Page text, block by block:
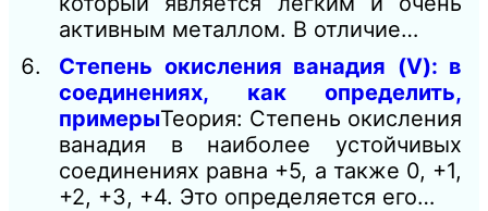
активным металлом. В отличие…
Степень окисления ванадия (V): в
соединениях, как определить,
примерыТеория: Степень окисления
ванадия в наиболее устойчивых
соединениях равна +5, а также 0, +1,
+2, +3, +4. Это определяется его…